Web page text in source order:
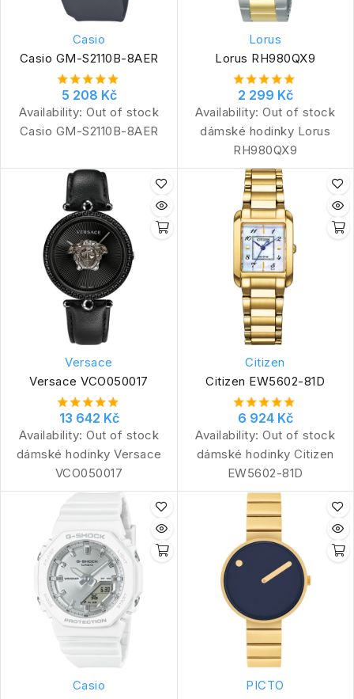
Casio
Casio GM-S2110B-8AER
5 208 Kč
Availability: Out of stock
Casio GM-S2110B-8AER
Lorus
Lorus RH980QX9
2 299 Kč
Availability: Out of stock
dámské hodinky Lorus
RH980QX9
Versace
Versace VCO050017
13 642 Kč
Availability: Out of stock
dámské hodinky Versace
VCO050017
Citizen
Citizen EW5602-81D
6 924 Kč
Availability: Out of stock
dámské hodinky Citizen
EW5602-81D
Casio
PICTO